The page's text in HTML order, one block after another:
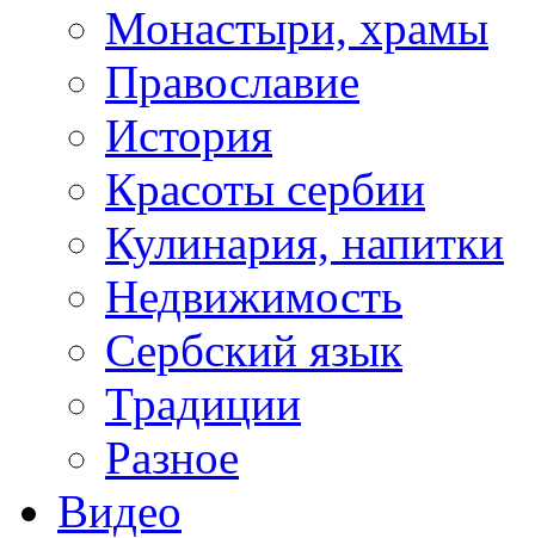
Монастыри, храмы
Православие
История
Красоты сербии
Кулинария, напитки
Недвижимость
Сербский язык
Традиции
Разное
Видео